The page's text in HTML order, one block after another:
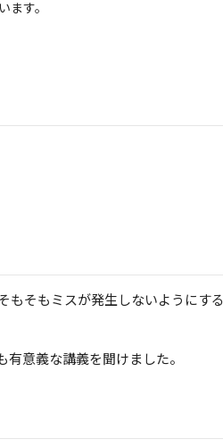
す。
もそもミスが発生しないようにす
意義な講義を聞けました。